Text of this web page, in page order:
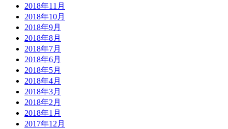
2018年11月
2018年10月
2018年9月
2018年8月
2018年7月
2018年6月
2018年5月
2018年4月
2018年3月
2018年2月
2018年1月
2017年12月